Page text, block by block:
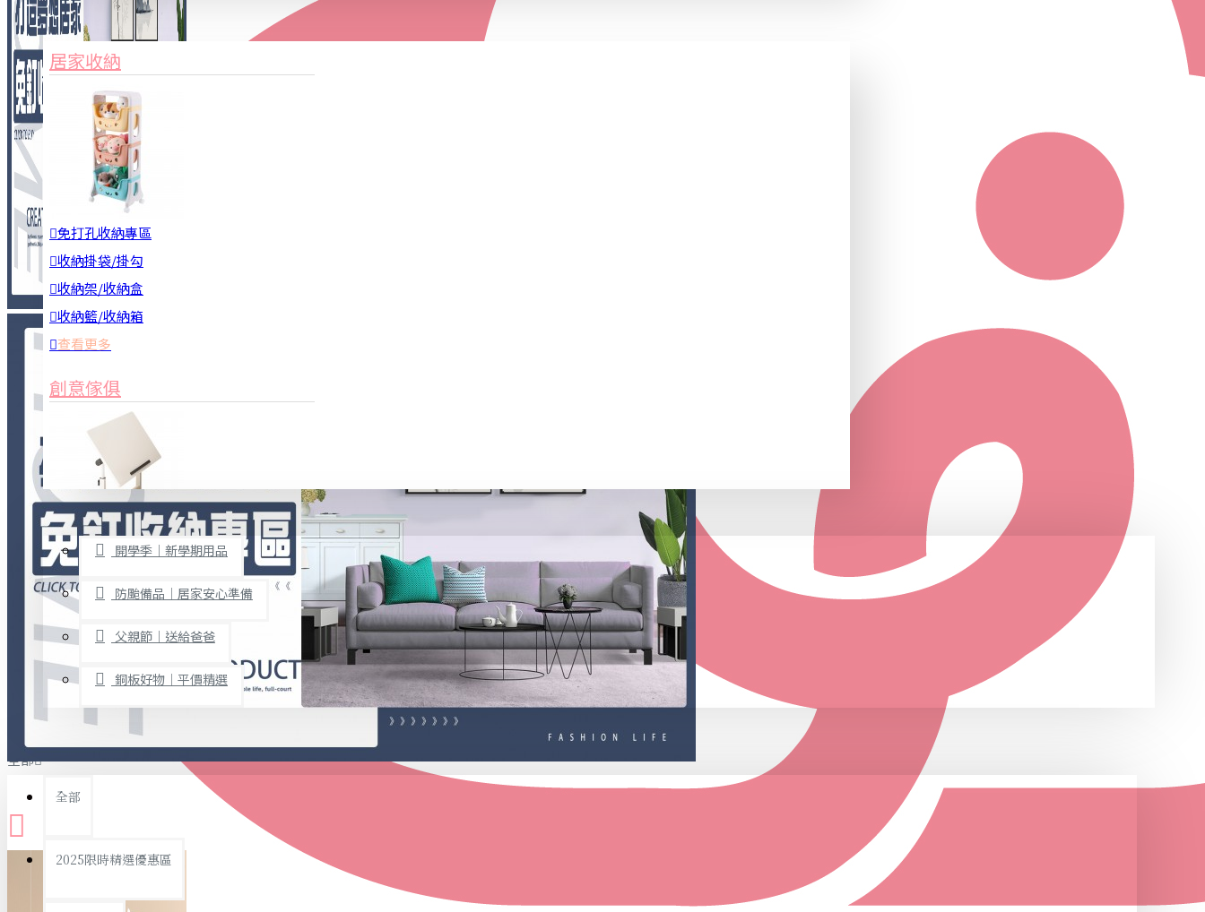
3C周邊
居家安全
居家清潔
查看更多
餐飲廚具
廚房收納
烘焙用具
隨身餐具
查看更多
文具禮品
事務用品
文具收納
書寫用品
衛浴用品
家俱&收納
居家收納
免打孔收納專區
收納掛袋/掛勾
收納架/收納盒
收納籃/收納箱
查看更多
創意傢俱
桌子/椅子
置物架/收納櫃
其他
免打孔收納專區
限時促銷
開學季｜新學期用品
防颱備品｜居家安心準備
父親節｜送給爸爸
銅板好物｜平價精選
全部
全部
2025限時精選優惠區